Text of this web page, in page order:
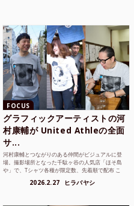
FOCUS
グラフィックアーティストの河
村康輔が United Athleの全面
サ...
河村康輔とつながりのある仲間がビジュアルに登
場。撮影場所となった千駄ヶ谷の人気店「ほそ島
や」で、Tシャツ各種が限定数、先着順で配布 こ
2026.2.27 ヒラバヤシ